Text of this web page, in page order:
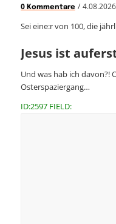
0 Kommentare / 4.08.2026
Sei eine:r von 100, die
Jesus ist
Und was hab ich davon?!
Osterspaziergang…
ID:2597 FIELD: